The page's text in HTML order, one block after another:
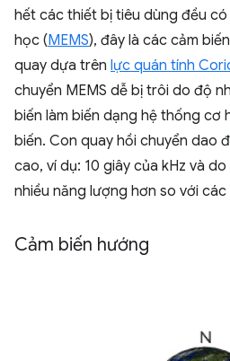
hết các thiết bị tiêu dùng đều
học (MEMS), đây là các cảm
quay dựa trên lực quán tính
chuyển MEMS dễ bị trôi do độ
biến làm biến dạng hệ thống cơ
biến. Con quay hồi chuyển dao
cao, ví dụ: 10 giây của kHz và
nhiều năng lượng hơn so với các
Cảm biến hướng